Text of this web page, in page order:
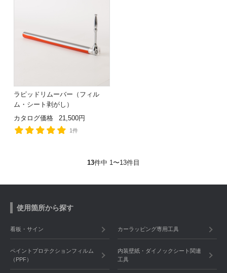
ラピッドリムーバー（フィル
ム・シート剥がし）
カタログ価格
21,500円
1件
13件中 1〜13件目
使用箇所から探す
看板・サイン カーラッピング専用工具
ペイントプロテクションフィルム
（PPF）
内装壁紙・ダイノックシート関連
工具